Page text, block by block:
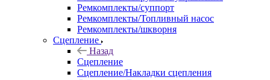
Ремкомплекты/суппорт
Ремкомплекты/Топливный насос
Ремкомплекты/шкворня
Сцепление
Назад
Сцепление
Сцепление/Накладки сцепления